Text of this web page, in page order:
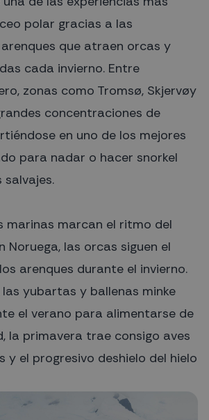
polar gracias a las
que atraen orcas y
cada invierno. Entre
zonas como Tromsø, Skjervøy
concentraciones de
en uno de los mejores
para nadar o hacer snorkel
marinas marcan el ritmo del
Noruega, las orcas siguen el
arenques durante el invierno.
yubartas y ballenas minke
el verano para alimentarse de
la primavera trae consigo aves
y el progresivo deshielo del hielo